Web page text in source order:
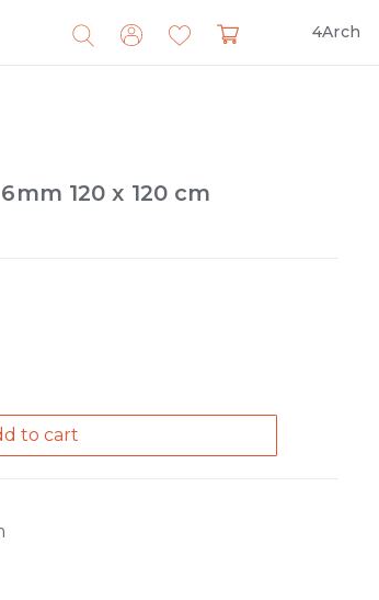
4Arch
Search
for:
120 x 120 cm
to cart